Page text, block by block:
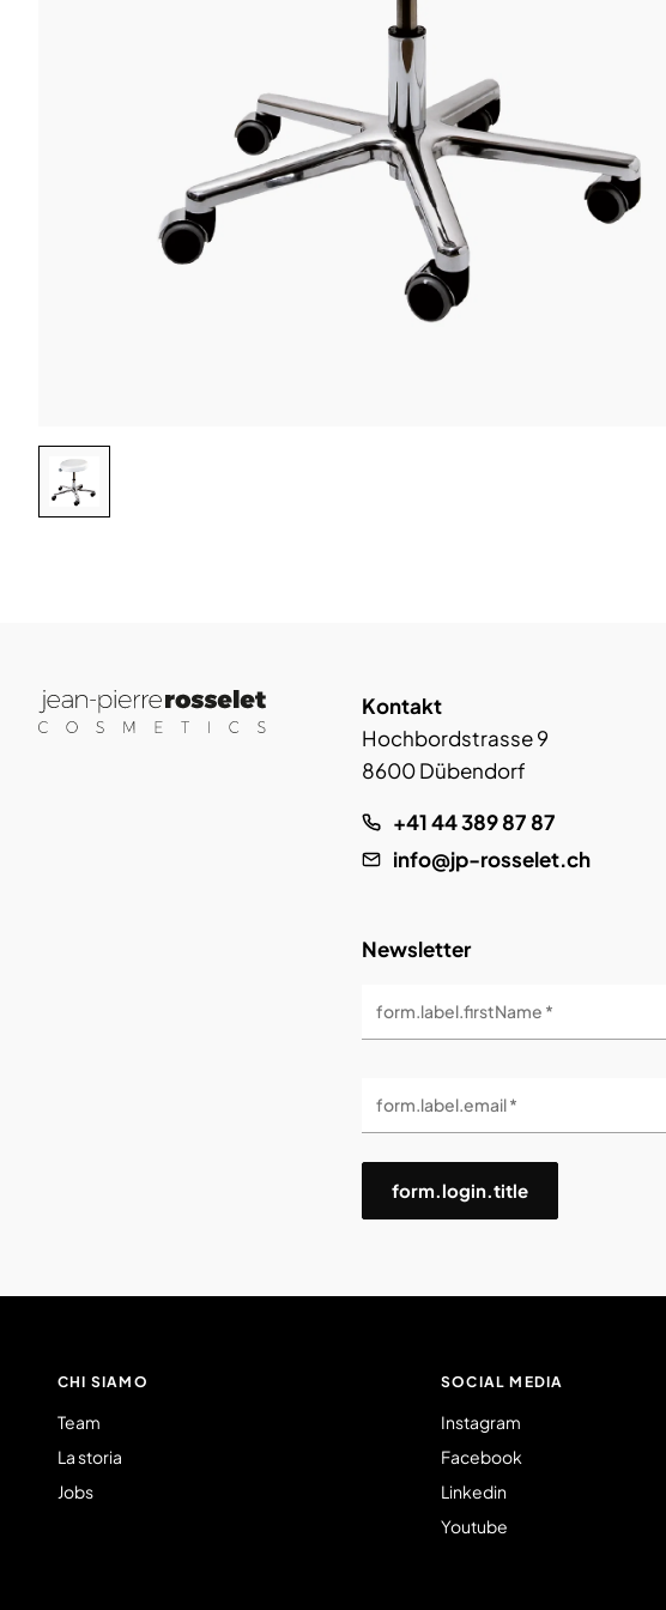
Kontakt
Hochbordstrasse 9
8600 Dübendorf
+41 44 389 87 87
info@jp-rosselet.ch
Newsletter
form.label.firstName *
form.label.email *
form.login.title
CHI SIAMO
Team
La storia
Jobs
SOCIAL MEDIA
Instagram
Facebook
Linkedin
Youtube